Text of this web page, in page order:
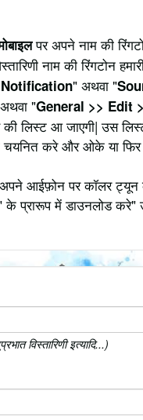
पर अपने नाम की
नाम की रिंगटोन
" अथवा "
"General >> Edit
लिस्ट आ जाएगी| उस
करे और ओके या
अपने आईफ़ोन पर कॉलर
के प्रारूप में डाउनलोड
विस्तारिणी इत्यादि...)